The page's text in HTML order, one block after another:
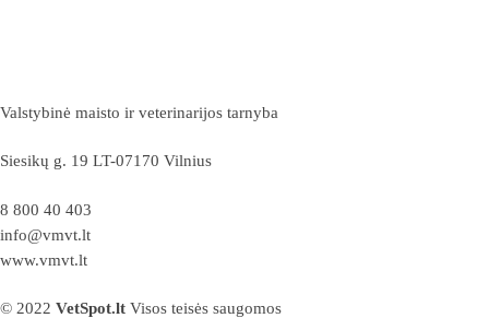
Valstybinė maisto ir veterinarijos tarnyba
Siesikų g. 19 LT-07170 Vilnius
8 800 40 403
info@vmvt.lt
www.vmvt.lt
© 2022 VetSpot.lt Visos teisės saugomos